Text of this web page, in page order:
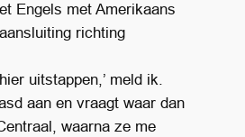
Engels met Amerikaans
richting
uitstappen,’ meld ik.
aan en vraagt waar dan
waarna ze me